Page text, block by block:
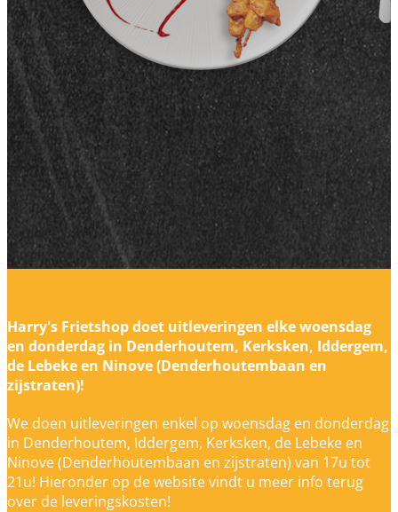
Harry's Frietshop doet uitleveringen elke woensdag
en donderdag in Denderhoutem, Kerksken, Iddergem,
de Lebeke en Ninove (Denderhoutembaan en
zijstraten)!
We doen uitleveringen enkel op woensdag en donderdag
in Denderhoutem, Iddergem, Kerksken, de Lebeke en
Ninove (Denderhoutembaan en zijstraten) van 17u tot
21u! Hieronder op de website vindt u meer info terug
over de leveringskosten!